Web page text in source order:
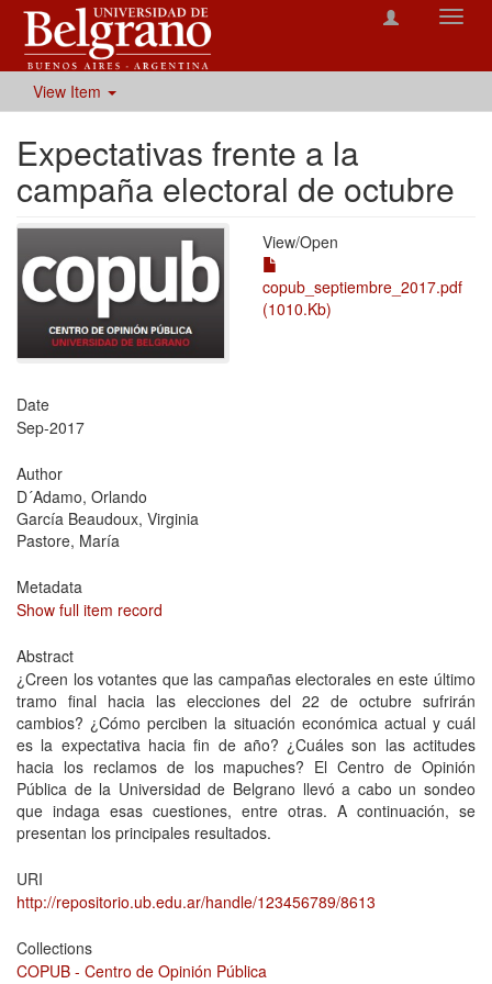
View Item
Expectativas frente a la
campaña electoral de octubre
View/Open
copub_septiembre_2017.pdf
(1010.Kb)
Date
Sep-2017
Author
D´Adamo, Orlando
García Beaudoux, Virginia
Pastore, María
Metadata
Show full item record
Abstract
¿Creen los votantes que las campañas electorales en este último
tramo final hacia las elecciones del 22 de octubre sufrirán
cambios? ¿Cómo perciben la situación económica actual y cuál
es la expectativa hacia fin de año? ¿Cuáles son las actitudes
hacia los reclamos de los mapuches? El Centro de Opinión
Pública de la Universidad de Belgrano llevó a cabo un sondeo
que indaga esas cuestiones, entre otras. A continuación, se
presentan los principales resultados.
URI
http://repositorio.ub.edu.ar/handle/123456789/8613
Collections
COPUB - Centro de Opinión Pública